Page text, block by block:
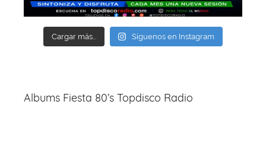
Cargar más... Síguenos en Instagram
Albums Fiesta 80’s Topdisco Radio